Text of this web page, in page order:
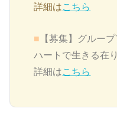
詳細は こちら
■ 【募集】グルー
ハートで生きる在
詳細はこちら